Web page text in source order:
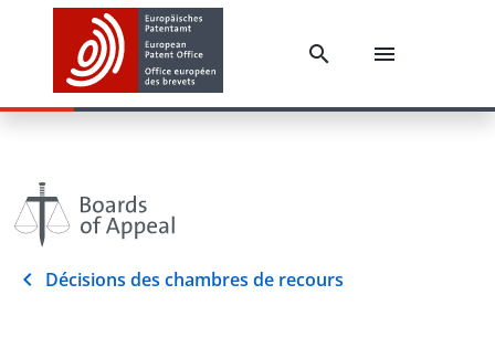
Décisions des chambres de recours